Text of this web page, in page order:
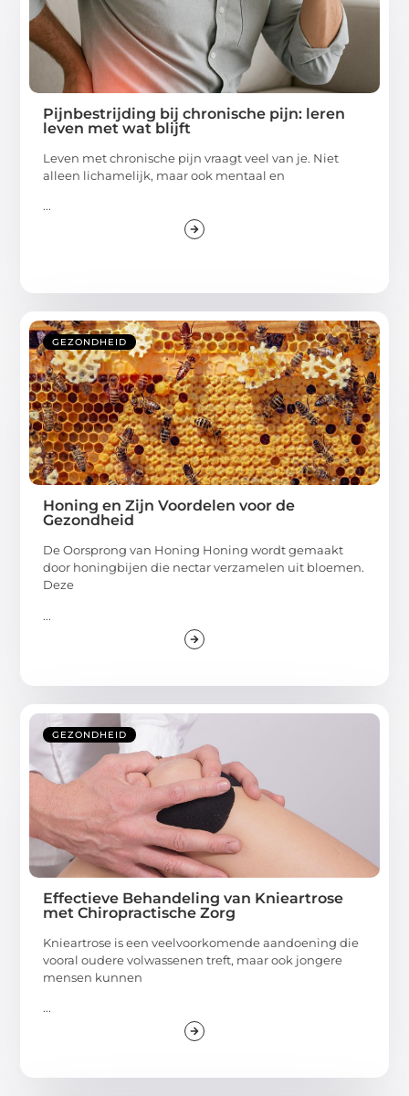
Pijnbestrijding bij chronische pijn: leren
leven met wat blijft
Leven met chronische pijn vraagt veel van je. Niet
alleen lichamelijk, maar ook mentaal en
...
GEZONDHEID
Honing en Zijn Voordelen voor de
Gezondheid
De Oorsprong van Honing Honing wordt gemaakt
door honingbijen die nectar verzamelen uit bloemen.
Deze
...
GEZONDHEID
Effectieve Behandeling van Knieartrose
met Chiropractische Zorg
Knieartrose is een veelvoorkomende aandoening die
vooral oudere volwassenen treft, maar ook jongere
mensen kunnen
...